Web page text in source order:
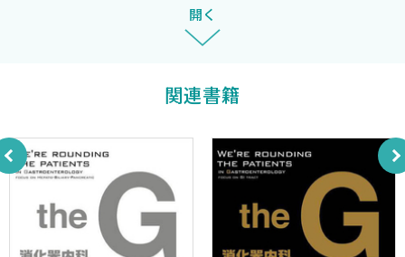
療・研究の一助となり，最新の消化器領域の進歩を俯瞰していた
だくことのお役にたてれば編者として望外の喜びです．
開く
関連書籍